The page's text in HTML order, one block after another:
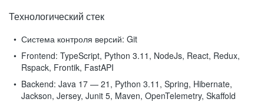
Технологический стек
Система контроля версий: Git
Frontend: TypeScript, Python 3.11, NodeJs, React, Redux,
Rspack, Frontik, FastAPI
Backend: Java 17 — 21, Python 3.11, Spring, Hibernate,
Jackson, Jersey, Junit 5, Maven, OpenTelemetry, Skaffold